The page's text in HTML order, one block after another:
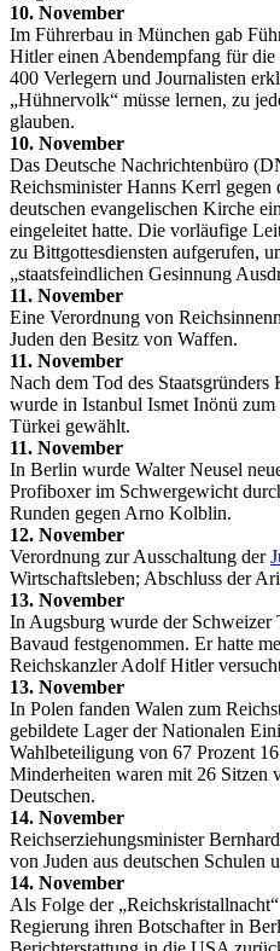
10. November
Im Führerbau in München gab
Hitler einen Abendempfang für die
400 Verlegern und Journalisten
„Hühnervolk“ müsse lernen, zu
glauben.
10. November
Das Deutsche Nachrichtenbüro
Reichsminister Hanns Kerrl
deutschen evangelischen Kirche
eingeleitet hatte. Die vorläufige
zu Bittgottesdiensten aufgerufen,
„staatsfeindlichen Gesinnung
11. November
Eine Verordnung von
Juden den Besitz von Waffen.
11. November
Nach dem Tod des
wurde in Istanbul Ismet Inönü zum
Türkei gewählt.
11. November
In Berlin wurde Walter Neusel
Profiboxer im Schwergewicht
Runden gegen Arno Kolblin.
12. November
Verordnung zur Ausschaltung der
Wirtschaftsleben; Abschluss der
13. November
In Augsburg wurde der Schweizer
Bavaud festgenommen. Er hatte
Reichskanzler Adolf Hitler
13. November
In Polen fanden Walen zum
gebildete Lager der Nationalen
Wahlbeteiligung von 67 Prozent
Minderheiten waren mit 26 Sitzen
Deutschen.
14. November
Reichserziehungsminister
von Juden aus deutschen Schulen
14. November
Als Folge der
Regierung ihren Botschafter in